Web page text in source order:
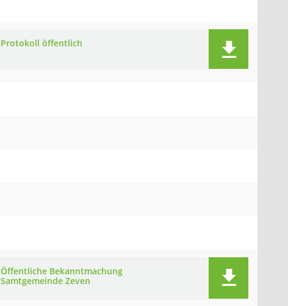
Protokoll öffentlich
Öffentliche Bekanntmachung
Samtgemeinde Zeven